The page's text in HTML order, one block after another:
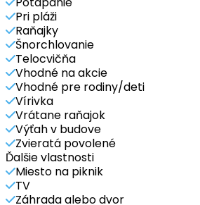
Pri pláži
Raňajky
Šnorchlovanie
Telocvičňa
Vhodné na akcie
Vhodné pre rodiny/deti
Vírivka
Vrátane raňajok
Výťah v budove
Zvieratá povolené
Ďalšie vlastnosti
Miesto na piknik
TV
Záhrada alebo dvor